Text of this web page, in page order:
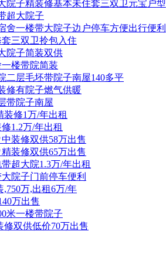
院子精装修基本未住套三双卫元宝户型
超大院子
舍一楼带大院子边户停车方便出行便利
三双卫拎包入住
院子简装双供
楼带院简装
二层毛坯带院子南屋140多平
修有院子燃气供暖
带院子南屋
装修1万/年出租
1.2万/年出租
装修双供58万出售
装修双供65万出售
超大院1.3万/年出租
院子门前停车便利
万,出租6万/年
万出售
米一楼带院子
修双供低价70万出售